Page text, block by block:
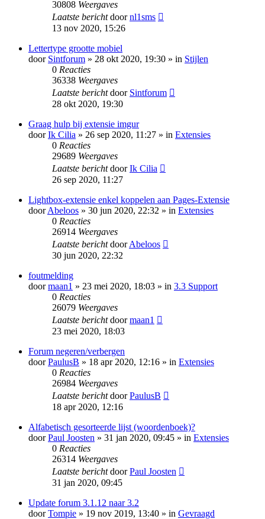
30808 Weergaves
Laatste berichtdoornl1sms
13 nov 2020, 15:26
Lettertype grootte mobiel
door Sintforum » 28 okt 2020, 19:30 » in Stijlen
0 Reacties
36338 Weergaves
Laatste berichtdoor Sintforum
28 okt 2020, 19:30
Graag hulp bij extensie imgur
doorIk Cilia » 26 sep 2020, 11:27 » in Extensies
0 Reacties
29689 Weergaves
Laatste berichtdoorIk Cilia
26 sep 2020, 11:27
Lightbox-extensie enkel koppelen aan Pages-Extensie
doorAbeloos » 30 jun 2020, 22:32 » in Extensies
0 Reacties
26914 Weergaves
Laatste berichtdoorAbeloos
30 jun 2020, 22:32
foutmelding
doormaan1 » 23 mei 2020, 18:03 » in 3.3 Support
0 Reacties
26079 Weergaves
Laatste berichtdoormaan1
23 mei 2020, 18:03
Forum negeren/verbergen
doorPaulusB » 18 apr 2020, 12:16 » in Extensies
0 Reacties
26984 Weergaves
Laatste berichtdoorPaulusB
18 apr 2020, 12:16
Alfabetisch gesorteerde lijst (woordenboek)?
doorPaul Joosten » 31 jan 2020, 09:45 » in Extensies
0 Reacties
26314 Weergaves
Laatste berichtdoorPaul Joosten
31 jan 2020, 09:45
Update forum 3.1.12 naar 3.2
doorTompie » 19 nov 2019, 13:40 » in Gevraagd